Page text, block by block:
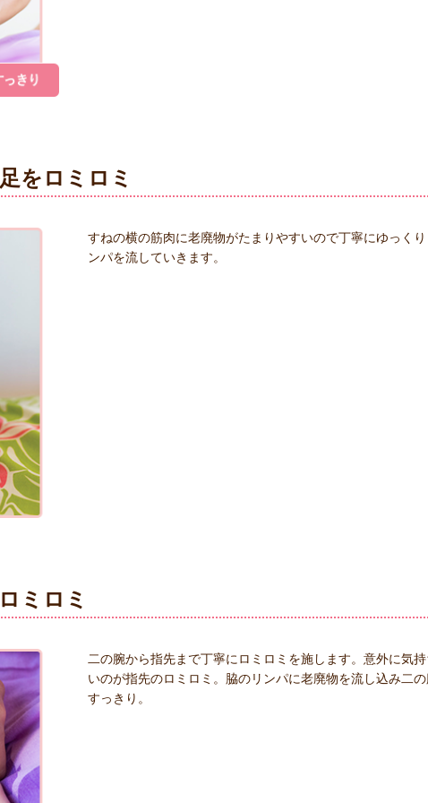
をロミロミ
すねの横の筋肉に老廃物がたまりやすいので丁寧にゆっく
ンパを流していきます。
ミロミ
二の腕から指先まで丁寧にロミロミを施します。意外に気
いのが指先のロミロミ。脇のリンパに老廃物を流し込み二
すっきり。